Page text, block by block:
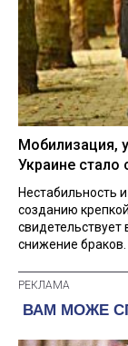
Мобилизация,
Украине стало
Нестабильность
созданию
свидетельствует
снижение